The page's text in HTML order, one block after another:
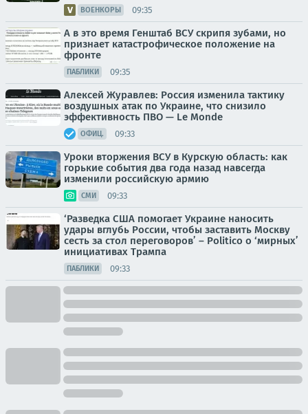
ВОЕНКОРЫ 09:35
А в это время Генштаб ВСУ скрипя зубами, но
признает катастрофическое положение на
фронте
ПАБЛИКИ 09:35
Алексей Журавлев: Россия изменила тактику
воздушных атак по Украине, что снизило
эффективность ПВО — Le Monde
ОФИЦ. 09:33
Уроки вторжения ВСУ в Курскую область: как
горькие события два года назад навсегда
изменили российскую армию
СМИ 09:33
‘Разведка США помогает Украине наносить
удары вглубь России, чтобы заставить Москву
сесть за стол переговоров’ – Politico о ‘мирных’
инициативах Трампа
ПАБЛИКИ 09:33